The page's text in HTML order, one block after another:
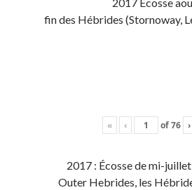
2017 Écosse
fin des Hébrides (Stornoway,
« ‹ of76 ›
2017 : Écosse de mi-
Outer Hebrides, les